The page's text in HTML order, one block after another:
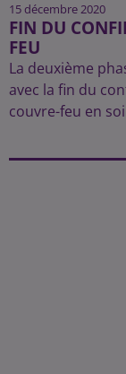
15 décembre 2020
FIN DU
FEU
La deuxième
avec la fin du
couvre-feu en